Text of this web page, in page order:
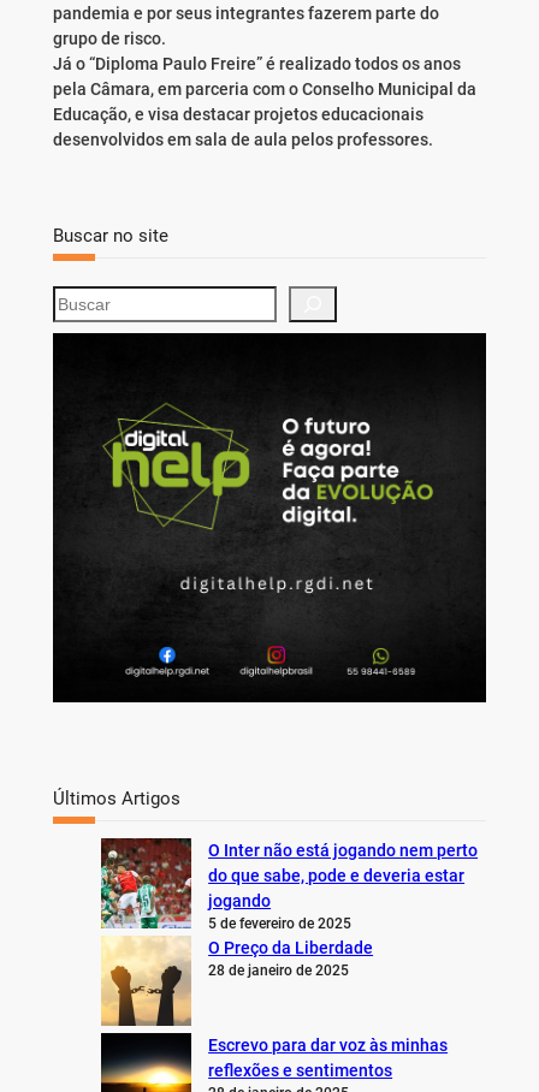
pandemia e por seus integrantes fazerem parte do
grupo de risco.
Já o “Diploma Paulo Freire” é realizado todos os anos
pela Câmara, em parceria com o Conselho Municipal da
Educação, e visa destacar projetos educacionais
desenvolvidos em sala de aula pelos professores.
Buscar no site
S
e
Últimos Artigos
O Inter não está jogando nem perto
do que sabe, pode e deveria estar
jogando
5 de fevereiro de 2025
O Preço da Liberdade
28 de janeiro de 2025
Escrevo para dar voz às minhas
reflexões e sentimentos